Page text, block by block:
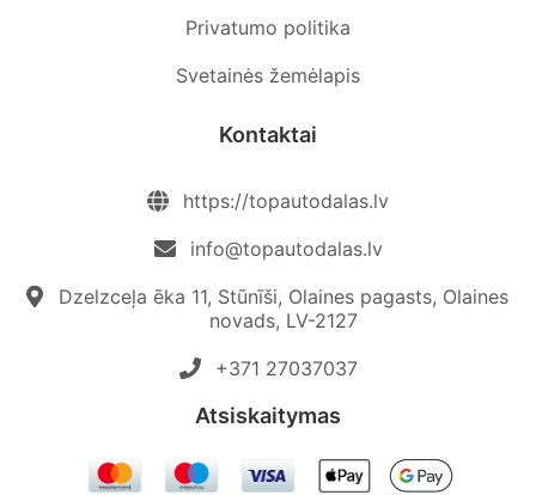
Privatumo politika
Svetainės žemėlapis
Kontaktai
https://topautodalas.lv
info@topautodalas.lv
Dzelzceļa ēka 11, Stūnīši, Olaines pagasts, Olaines
novads, LV-2127
+371 27037037‬
Atsiskaitymas